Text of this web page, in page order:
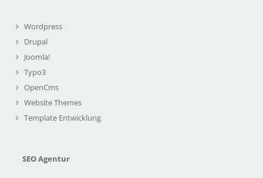
Wordpress
Drupal
Joomla!
Typo3
OpenCms
Website Themes
Template Entwicklung
SEO Agentur